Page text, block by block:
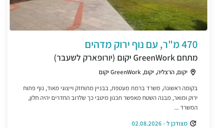
470 מ"ר, עם נוף ירוק מדהים
מתחם GreenWork יקום (יורופארק לשעבר)
יקום, הרצליה, יקום, GreenWork יקום
בקומה ראשונה, משרד ברמת מעטפת, בבניין מתוחזק וייצוגי מאוד, נוף פתוח
ירוק ומואר, מבנה השטח מאפשר תכנון מיטבי כך שלרוב החדרים יהיה חלון,
המשרד ...
מצודכן ל - 02.08.2026